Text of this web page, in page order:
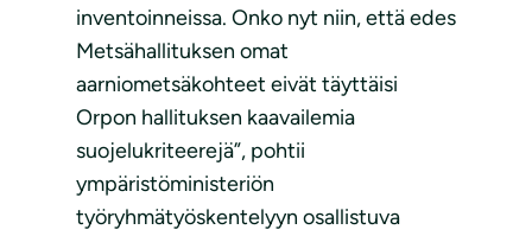
inventoinneissa. Onko nyt niin, että edes
Metsähallituksen omat
aarniometsäkohteet eivät täyttäisi
Orpon hallituksen kaavailemia
suojelukriteerejä”, pohtii
ympäristöministeriön
työryhmätyöskentelyyn osallistuva